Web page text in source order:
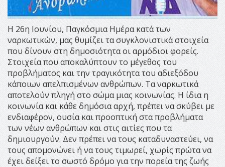
Η 26η Ιουνίου, Παγκόσμια Ημέρα κατά των
ναρκωτικών, μας θυμίζει τα συγκλονιστικά στοιχεία
που δίνουν στη δημοσιότητα οι αρμόδιοι φορείς.
Στοιχεία που αποκαλύπτουν το μέγεθος του
προβλήματος και την τραγικότητα του αδιεξόδου
κάποιων απελπισμένων ανθρώπων. Τα ναρκωτικά
αποτελούν πληγή στο σώμα μιας κοινωνίας. Η ίδια η
κοινωνία και κάθε δημόσια αρχή, πρέπει να σκύβει με
ενδιαφέρον, ουσία και προοπτική στα προβλήματα
των νέων ανθρώπων και στις αιτίες που τα
δημιουργούν. Δεν πρέπει να τους καταδυναστεύει, να
τους απομονώνει ή να τους τιμωρεί, χωρίς πρώτα να
έχει δείξει το σωστό δρόμο για την πορεία της ζωής